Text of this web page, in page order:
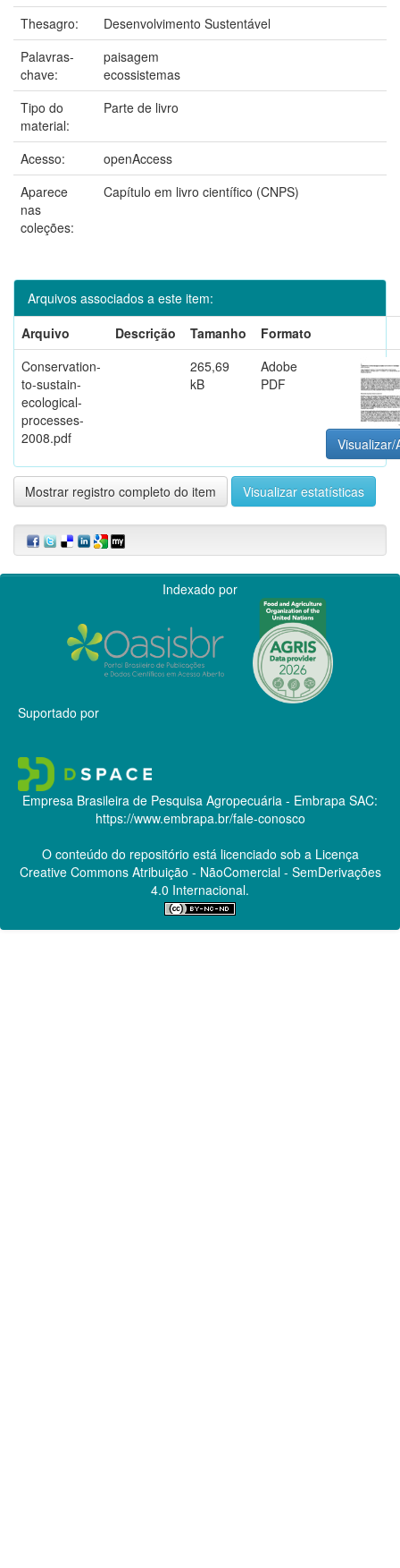
Thesagro:
Desenvolvimento Sustentável
Palavras-
chave:
paisagem
ecossistemas
Tipo do
material:
Parte de livro
Acesso:
openAccess
Aparece
nas
coleções:
Capítulo em livro científico (CNPS)
Arquivos associados a este item:
Arquivo
Descrição Tamanho
Formato
Conservation-
to-sustain-
ecological-
processes-
2008.pdf
265,69
kB
Adobe
PDF
Visualizar/
Mostrar registro completo do item Visualizar estatísticas
Indexado por
Suportado por
Empresa Brasileira de Pesquisa Agropecuária - Embrapa SAC:
https://www.embrapa.br/fale-conosco
O conteúdo do repositório está licenciado sob a Licença
Creative CommonsAtribuição - NãoComercial - SemDerivações
4.0 Internacional.